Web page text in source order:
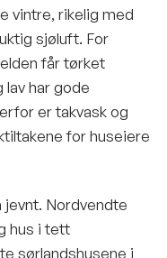
vintre, rikelig med
sjøluft. For
får tørket
har gode
er takvask og
for huseiere
Nordvendte
hus i tett
sørlandshusene i